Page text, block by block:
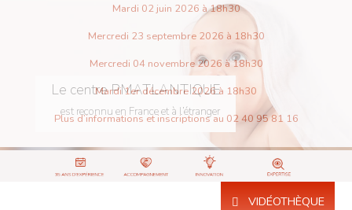
Mardi 02 juin 2026 à 18h30
Mercredi 23 septembre 2026 à 18h30
Mercredi 04 novembre 2026 à 18h30
Mardi 1er décembre 2026 à 18h30
Plus d’informations et inscriptions au 02 40 95 81 16
Le centre PMATLANTIQUE
est reconnu en France et à l’étranger
VIDÉOTHÈQUE